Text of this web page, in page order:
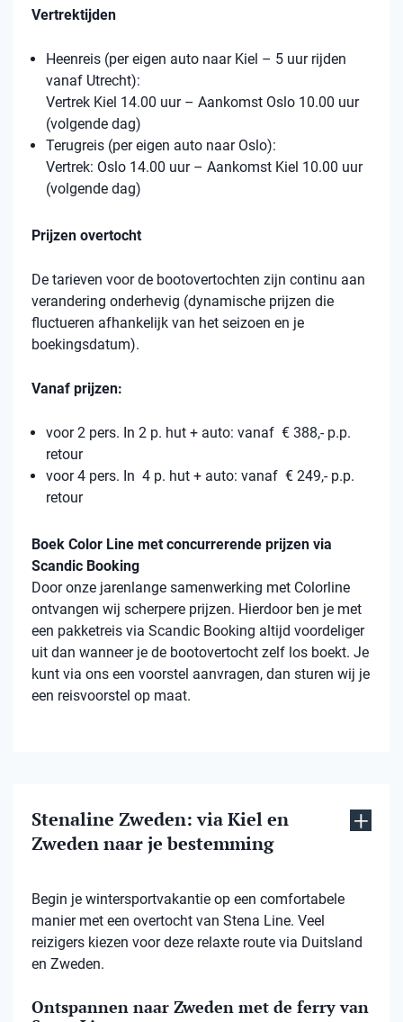
Vertrektijden
Heenreis (per eigen auto naar Kiel – 5 uur rijden
vanaf Utrecht):
Vertrek Kiel 14.00 uur – Aankomst Oslo 10.00 uur
(volgende dag)
Terugreis (per eigen auto naar Oslo):
Vertrek: Oslo 14.00 uur – Aankomst Kiel 10.00 uur
(volgende dag)
Prijzen overtocht
De tarieven voor de bootovertochten zijn continu aan
verandering onderhevig (dynamische prijzen die
fluctueren afhankelijk van het seizoen en je
boekingsdatum).
Vanaf prijzen:
voor 2 pers. In 2 p. hut + auto: vanaf € 388,- p.p.
retour
voor 4 pers. In 4 p. hut + auto: vanaf € 249,- p.p.
retour
Boek Color Line met concurrerende prijzen via
Scandic Booking
Door onze jarenlange samenwerking met Colorline
ontvangen wij scherpere prijzen. Hierdoor ben je met
een pakketreis via Scandic Booking altijd voordeliger
uit dan wanneer je de bootovertocht zelf los boekt. Je
kunt via ons een voorstel aanvragen, dan sturen wij je
een reisvoorstel op maat.
Stenaline Zweden: via Kiel en
Zweden naar je bestemming
Begin je wintersportvakantie op een comfortabele
manier met een overtocht van Stena Line. Veel
reizigers kiezen voor deze relaxte route via Duitsland
en Zweden.
Ontspannen naar Zweden met de ferry van